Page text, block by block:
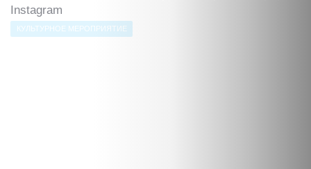
Instagram
КУЛЬТУРНОЕ МЕРОПРИЯТИЕ